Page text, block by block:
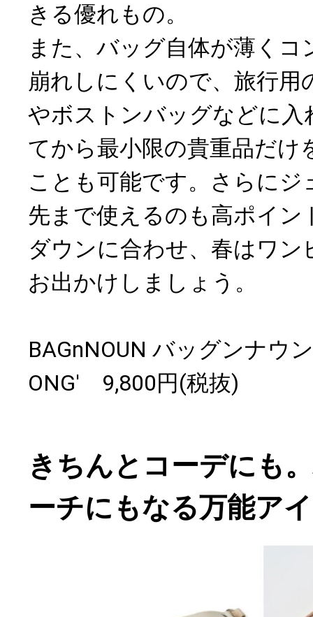
きる優れもの。
また、バッグ自体が薄く
崩れしにくいので、旅行用
やボストンバッグなどに入
てから最小限の貴重品だけ
ことも可能です。さらにジ
先まで使えるのも高ポイン
ダウンに合わせ、春はワン
お出かけしましょう。
BAGnNOUN バッグンナウ
ONG' 9,800円(税抜)
きちんとコーデにも
ーチにもなる万能ア